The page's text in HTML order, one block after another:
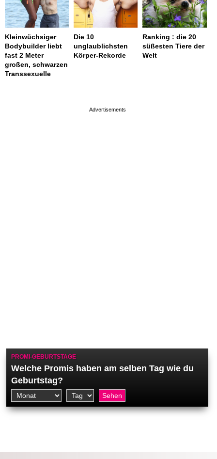
Kleinwüchsiger
Bodybuilder liebt
fast 2 Meter
großen, schwarzen
Transsexuelle
Die 10
unglaublichsten
Körper-Rekorde
Ranking : die 20
süßesten Tiere der
Welt
PROMI-GEBURTSTAGE
Welche Promis haben am selben Tag wie du
Geburtstag?